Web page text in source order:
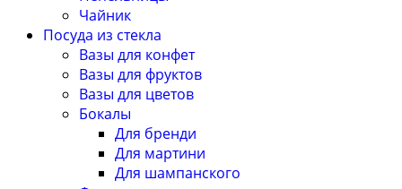
Чайник
Посуда из стекла
Вазы для конфет
Вазы для фруктов
Вазы для цветов
Бокалы
Для бренди
Для мартини
Для шампанского